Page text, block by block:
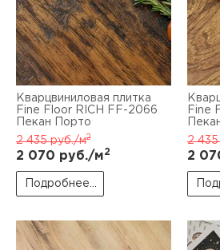
Кварцвиниловая плитка
Fine Floor RICH FF-2066
Пекан Порто
2 435руб./м2
2 070 руб./м2
Подробнее...
Fine
2
2